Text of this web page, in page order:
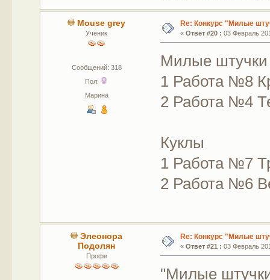
Mouse grey
Ученик
Сообщений: 318
Пол:
Марина
Re: Конкурс "Милые
« Ответ #20 : 03 Февраль
Милые штучки
1 Работа №8
2 Работа №4
Куклы
1 Работа №7
2 Работа №6
Элеонора
Подолян
Профи
Re: Конкурс "Милые
« Ответ #21 : 03 Февраль
"Милые